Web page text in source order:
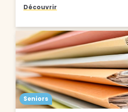
Découvrir
Seniors